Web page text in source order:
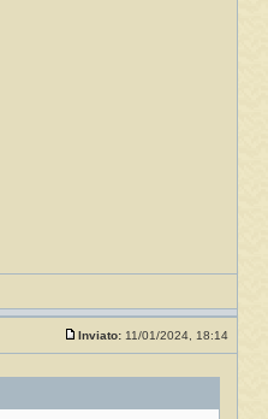
Inviato: 11/01/2024, 18:14